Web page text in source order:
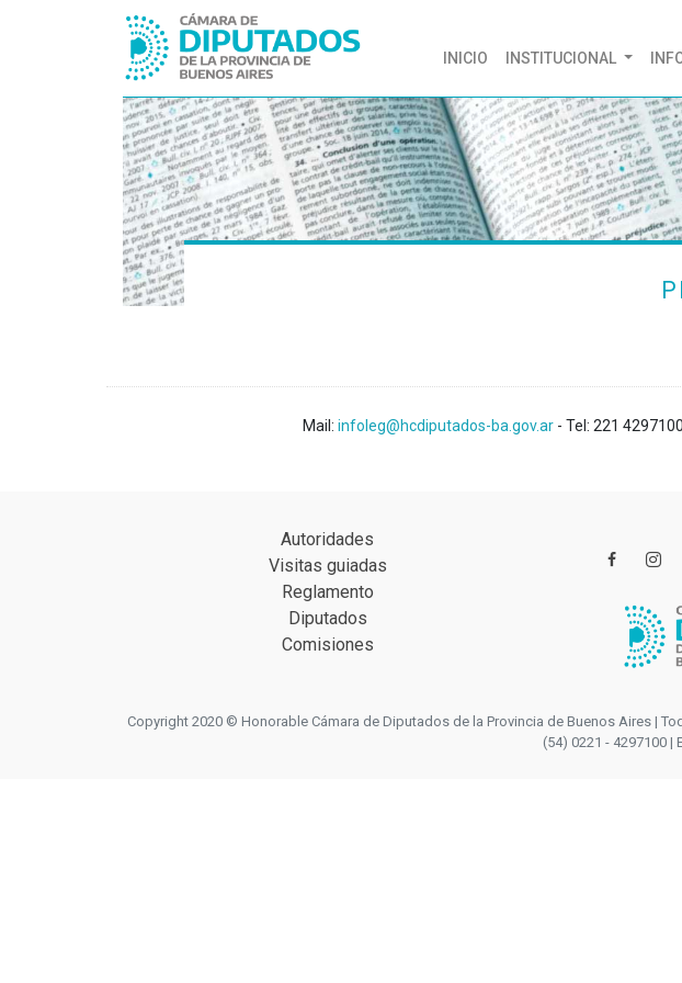
INICIO (CURRENT)
INSTITUCIONAL
Mail: infoleg@hcdiputados-ba.gov.ar - Tel: 221
Autoridades
Visitas guiadas
Reglamento
Diputados
Comisiones

Copyright 2020 © Honorable Cámara de Diputados de la Provincia de Buenos Aires |
(54) 0221 - 4297100